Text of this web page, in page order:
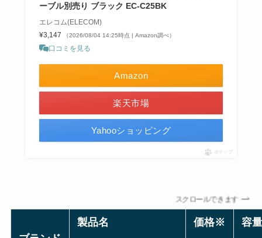
ーブル別売り ブラック EC-C25BK
エレコム(ELECOM)
¥3,147
（2026/08/04 14:25時点 | Amazon調べ）
口コミを見る
Amazon
楽天市場
Yahooショッピング
ポチップ
スクロールできます
製品名 価格※ 容